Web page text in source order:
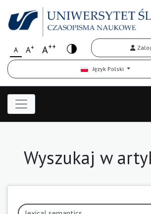
A A+ A++
Język Polski
Wyszukaj w